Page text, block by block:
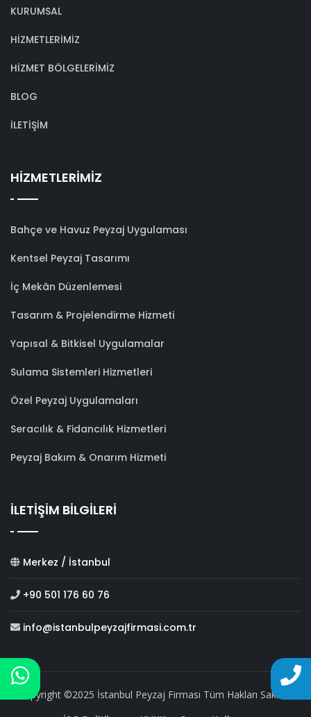
KURUMSAL
HİZMETLERİMİZ
HİZMET BÖLGELERİMİZ
BLOG
İLETİŞİM
HİZMETLERİMİZ
Bahçe ve Havuz Peyzaj Uygulaması
Kentsel Peyzaj Tasarımı
İç Mekân Düzenlemesi
Tasarım & Projelendirme Hizmeti
Yapısal & Bitkisel Uygulamalar
Sulama Sistemleri Hizmetleri
Özel Peyzaj Uygulamaları
Seracılık & Fidancılık Hizmetleri
Peyzaj Bakım & Onarım Hizmeti
İLETİŞİM BİLGİLERİ
Merkez / İstanbul
+90 501 176 60 76
info@istanbulpeyzajfirmasi.com.tr
Copyright ©2025 İstanbul Peyzaj Firması Tüm Hakları Saklıdır.